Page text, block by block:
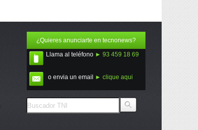
¿Quieres anunciarte en tecnonews?
Llama al teléfono ► 93 459 18 69
o envia un email ► clique aqui